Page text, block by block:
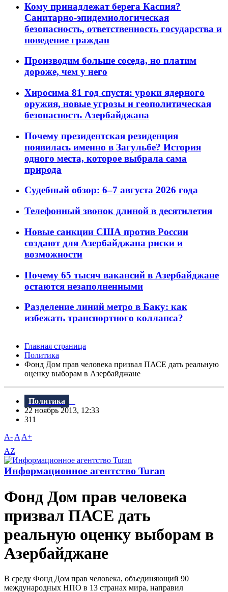
Кому принадлежат берега Каспия?
Санитарно-эпидемиологическая
безопасность, ответственность государства и
поведение граждан
Производим больше соседа, но платим
дороже, чем у него
Хиросима 81 год спустя: уроки ядерного
оружия, новые угрозы и геополитическая
безопасность Азербайджана
Почему президентская резиденция
появилась именно в Загульбе? История
одного места, которое выбрала сама
природа
Судебный обзор: 6–7 августа 2026 года
Телефонный звонок длиной в десятилетия
Новые санкции США против России
создают для Азербайджана риски и
возможности
Почему 65 тысяч вакансий в Азербайджане
остаются незаполненными
Разделение линий метро в Баку: как
избежать транспортного коллапса?
Главная страница
Политика
Фонд Дом прав человека призвал ПАСЕ дать реальную
оценку выборам в Азербайджане
Политика
22 ноябрь 2013, 12:33
311
A- A A+
AZ
Информационное агентство Turan
Фонд Дом прав человека
призвал ПАСЕ дать
реальную оценку выборам в
Азербайджане
В среду Фонд Дом прав человека, объединяющий 90
международных НПО в 13 странах мира, направил